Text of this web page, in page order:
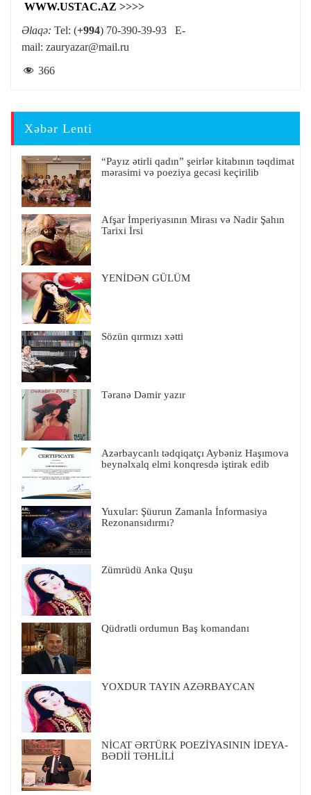
WWW.USTAC.AZ >>>>
Əlaqə: Tel: (+994) 70-390-39-93 E-
mail: zauryazar@mail.ru
366
Xəbər Lenti
“Payız ətirli qadın” şeirlər kitabının təqdimat
mərasimi və poeziya gecəsi keçirilib
Afşar İmperiyasının Mirası və Nadir Şahın
Tarixi İrsi
YENİDƏN GÜLÜM
Sözün qırmızı xətti
Təranə Dəmir yazır
Azərbaycanlı tədqiqatçı Aybəniz Haşımova
beynəlxalq elmi konqresdə iştirak edib
Yuxular: Şüurun Zamanla İnformasiya
Rezonansıdırmı?
Zümrüdü Anka Quşu
Qüdrətli ordumun Baş komandanı
YOXDUR TAYIN AZƏRBAYCAN
NİCAT ƏRTÜRK POEZİYASININ İDEYA-
BƏDİİ TƏHLİLİ